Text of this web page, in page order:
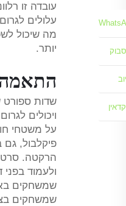
עובדה זו
עלולים
יותר.
התאמה
ויכולים
על משטחי
פיקלבול, גם
הרקטה. סרט
ולעמוד
שמשחקים
שמשחקים